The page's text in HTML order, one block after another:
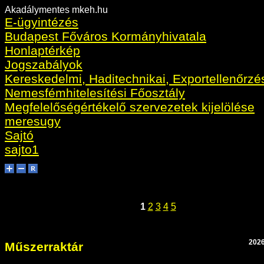
Akadálymentes mkeh.hu
E-ügyintézés
Budapest Főváros Kormányhivatala
Honlaptérkép
Jogszabályok
Kereskedelmi, Haditechnikai,
Nemesfémhitelesítési Főosztály
Megfelelőségértékelő szervezetek kijelölése
meresugy
Sajtó
sajto1
1 2 3 4 5
Műszerraktár